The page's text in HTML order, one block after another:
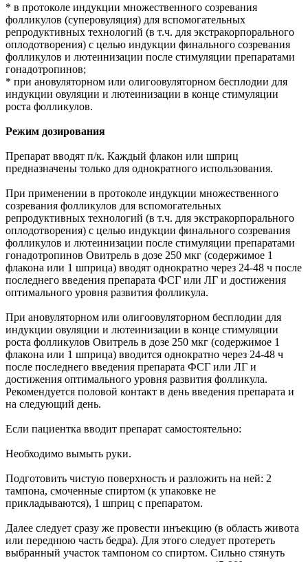
* в протоколе индукции множественного созревания
фолликулов (суперовуляция) для вспомогательных
репродуктивных технологий (в т.ч. для экстракорпорального
оплодотворения) с целью индукции финального созревания
фолликулов и лютеинизации после стимуляции препаратами
гонадотропинов;
* при ановуляторном или олигоовуляторном бесплодии для
индукции овуляции и лютеинизации в конце стимуляции
роста фолликулов.
Режим дозирования
Препарат вводят п/к. Каждый флакон или шприц
предназначены только для однократного использования.
При применении в протоколе индукции множественного
созревания фолликулов для вспомогательных
репродуктивных технологий (в т.ч. для экстракорпорального
оплодотворения) с целью индукции финального созревания
фолликулов и лютеинизации после стимуляции препаратами
гонадотропинов Овитрель в дозе 250 мкг (содержимое 1
флакона или 1 шприца) вводят однократно через 24-48 ч после
последнего введения препарата ФСГ или ЛГ и достижения
оптимального уровня развития фолликула.
При ановуляторном или олигоовуляторном бесплодии для
индукции овуляции и лютеинизации в конце стимуляции
роста фолликулов Овитрель в дозе 250 мкг (содержимое 1
флакона или 1 шприца) вводится однократно через 24-48 ч
после последнего введения препарата ФСГ или ЛГ и
достижения оптимального уровня развития фолликула.
Рекомендуется половой контакт в день введения препарата и
на следующий день.
Если пациентка вводит препарат самостоятельно:
Необходимо вымыть руки.
Подготовить чистую поверхность и разложить на ней: 2
тампона, смоченные спиртом (к упаковке не
прикладываются), 1 шприц с препаратом.
Далее следует сразу же провести инъекцию (в область живота
или переднюю часть бедра). Для этого следует протереть
выбранный участок тампоном со спиртом. Сильно стянуть